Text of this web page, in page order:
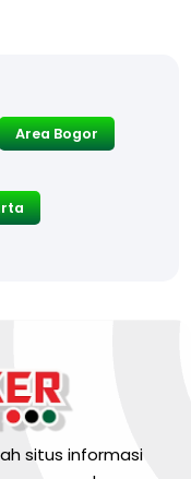
Area Bogor
situs informasi